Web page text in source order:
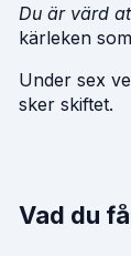
Du är värd
kärleken
Under sex
sker skiftet.
Vad du